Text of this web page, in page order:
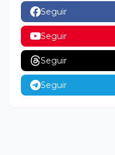
Seguir
Seguir
Seguir
Seguir